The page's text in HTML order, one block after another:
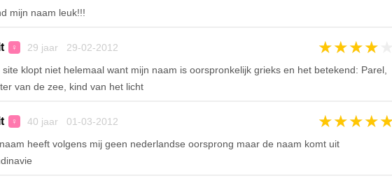
mijn naam leuk!!!
♀ 29 jaar 29-02-2012 ★★★★
site klopt niet helemaal want mijn naam is oorspronkelijk grieks en het betekend: Parel,
van de zee, kind van het licht
♀ 40 jaar 01-03-2012 ★★★★
heeft volgens mij geen nederlandse oorsprong maar de naam komt uit